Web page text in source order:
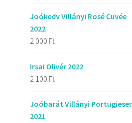
Joókedv Villányi Rosé Cuvée
2022
2 000 Ft
Irsai Olivér 2022
2 100 Ft
Joóbarát Villányi Portugieser
2021